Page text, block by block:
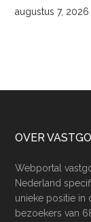
augustus 7, 2026
Footer
OVER
Webportal
Nederland
unieke positie in
bezoekers van